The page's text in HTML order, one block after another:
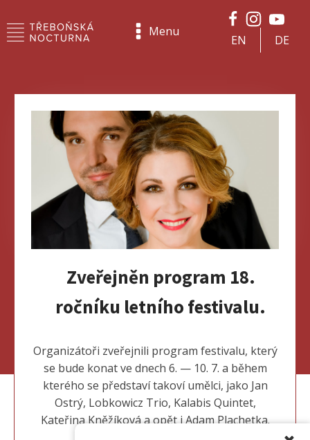
Menu
EN DE
Zveřejněn program 18.
ročníku letního festivalu.
Organizátoři zveřejnili program festivalu, který
se bude konat ve dnech 6. — 10. 7. a během
kterého se představí takoví umělci, jako Jan
Ostrý, Lobkowicz Trio, Kalabis Quintet,
Kateřina Kněžíková a opět i Adam Plachetka.